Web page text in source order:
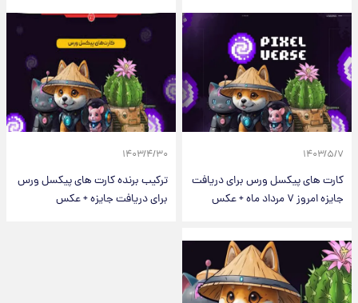
۱۴۰۳/۵/۷
کارت های پیکسل ورس برای دریافت
جایزه امروز ۷ مرداد ماه + عکس
۱۴۰۳/۴/۳۰
ترکیب برنده کارت های پیکسل ورس
برای دریافت جایزه + عکس